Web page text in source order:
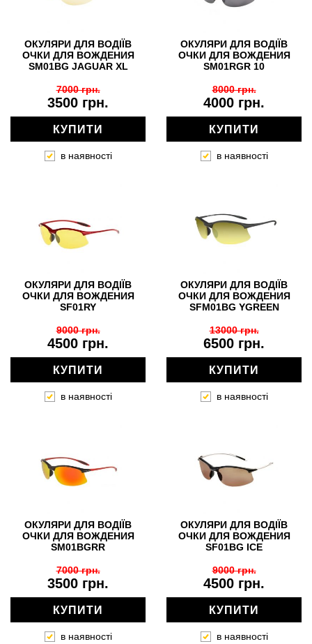
ОКУЛЯРИ ДЛЯ ВОДІЇВ
ОЧКИ ДЛЯ ВОЖДЕНИЯ
SM01BG JAGUAR XL
3500 грн.
7000 грн.
КУПИТИ
в наявності
ОКУЛЯРИ ДЛЯ ВОДІЇВ
ОЧКИ ДЛЯ ВОЖДЕНИЯ
SM01RGR 10
4000 грн.
8000 грн.
КУПИТИ
в наявності
ОКУЛЯРИ ДЛЯ ВОДІЇВ
ОЧКИ ДЛЯ ВОЖДЕНИЯ
SF01RY
4500 грн.
9000 грн.
КУПИТИ
в наявності
ОКУЛЯРИ ДЛЯ ВОДІЇВ
ОЧКИ ДЛЯ ВОЖДЕНИЯ
SFM01BG YGREEN
6500 грн.
13000 грн.
КУПИТИ
в наявності
ОКУЛЯРИ ДЛЯ ВОДІЇВ
ОЧКИ ДЛЯ ВОЖДЕНИЯ
SM01BGRR
3500 грн.
7000 грн.
КУПИТИ
в наявності
ОКУЛЯРИ ДЛЯ ВОДІЇВ
ОЧКИ ДЛЯ ВОЖДЕНИЯ
SF01BG ICE
4500 грн.
9000 грн.
КУПИТИ
в наявності